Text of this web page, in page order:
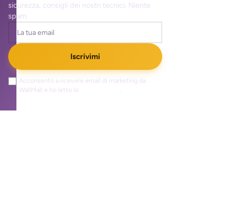
sicurezza, consigli dei nostri tecnici. Niente
spam.
Iscrivimi
Acconsento a ricevere email di marketing da
WallMall e ho letto la
.